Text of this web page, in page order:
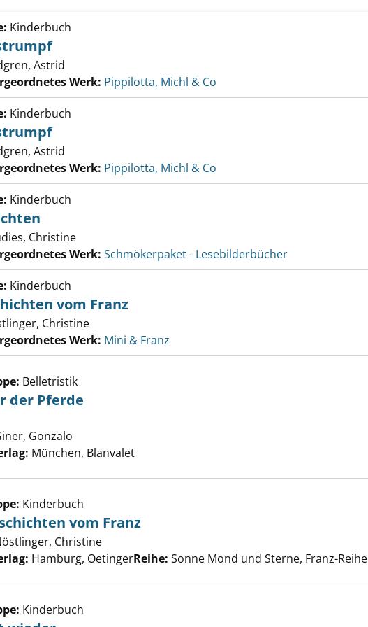
Kinderbuch
Astrid
Werk: Pippilotta, Michl & Co
Kinderbuch
Astrid
Werk: Pippilotta, Michl & Co
Kinderbuch
Christine
Werk: Schmökerpaket - Lesebilderbücher
Kinderbuch
vom Franz
Christine
Werk: Mini & Franz
von Der Heiler der Pferde anzeigen
Belletristik
der Pferde
Gonzalo
München, Blanvalet
von Pferdegeschichten vom Franz anzeigen
Kinderbuch
vom Franz
Christine
Hamburg, OetingerReihe: Sonne Mond und Sterne, Franz-Reihe
von Zilly fliegt wieder anzeigen
Kinderbuch